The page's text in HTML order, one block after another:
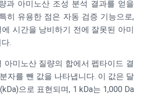
과 아미노산 조성 분석 결과를 얻을
히 유용한 점은 자동 검증 기능으로,
시간을 낭비하기 전에 잘못된 아미
.
아미노산 질량의 합에서 펩타이드 결
자를 뺀 값을 나타냅니다. 이 값은 달
으로 표현되며, 1 kDa는 1,000 Da